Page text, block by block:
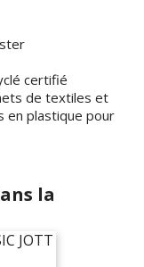
certifié
de textiles et
en plastique pour
la